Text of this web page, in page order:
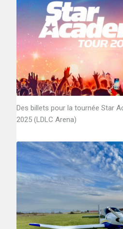
Des billets pour la tournée Star
2025 (LDLC Arena)